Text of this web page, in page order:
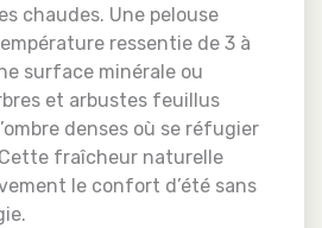
chaudes. Une pelouse
ressentie de 3 à
surface minérale ou
et arbustes feuillus
denses où se réfugier
fraîcheur naturelle
le confort d’été sans